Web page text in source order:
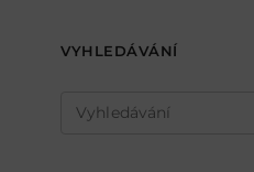
VYHLEDÁVÁNÍ
Vyhledávání